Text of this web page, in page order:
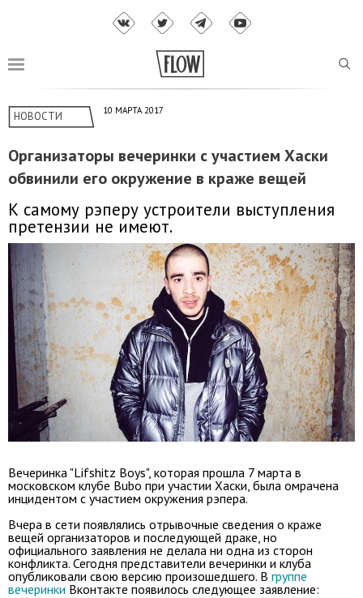
НОВОСТИ 10 МАРТА 2017
Организаторы вечеринки с участием Хаски
обвинили его окружение в краже вещей
К самому рэперу устроители выступления
претензии не имеют.
Вечеринка "Lifshitz Boys", которая прошла 7 марта в
московском клубе Bubo при участии Хаски, была омрачена
инцидентом с участием окружения рэпера.
Вчера в сети появлялись отрывочные сведения о краже
вещей организаторов и последующей драке, но
официального заявления не делала ни одна из сторон
конфликта. Сегодня представители вечеринки и клуба
опубликовали свою версию произошедшего. В группе
вечеринки Вконтакте появилось следующее заявление: